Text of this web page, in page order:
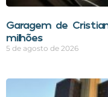
Garagem de
milhões
5 de agosto de 2026